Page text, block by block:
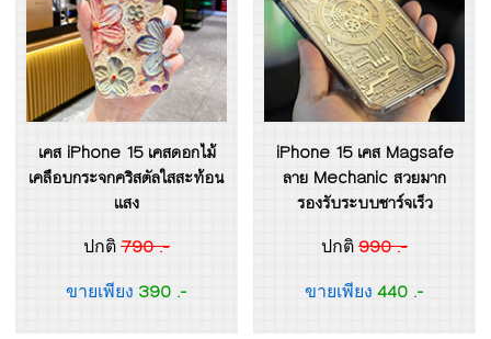
เคส iPhone 15 เคสดอกไม้
เคลือบกระจกคริสตัลใสสะท้อน
แสง
ปกติ 790 .-
ขายเพียง 390 .-
iPhone 15 เคส Magsafe
ลาย Mechanic สวยมาก
รองรับระบบชาร์จเร็ว
ปกติ 990 .-
ขายเพียง 440 .-